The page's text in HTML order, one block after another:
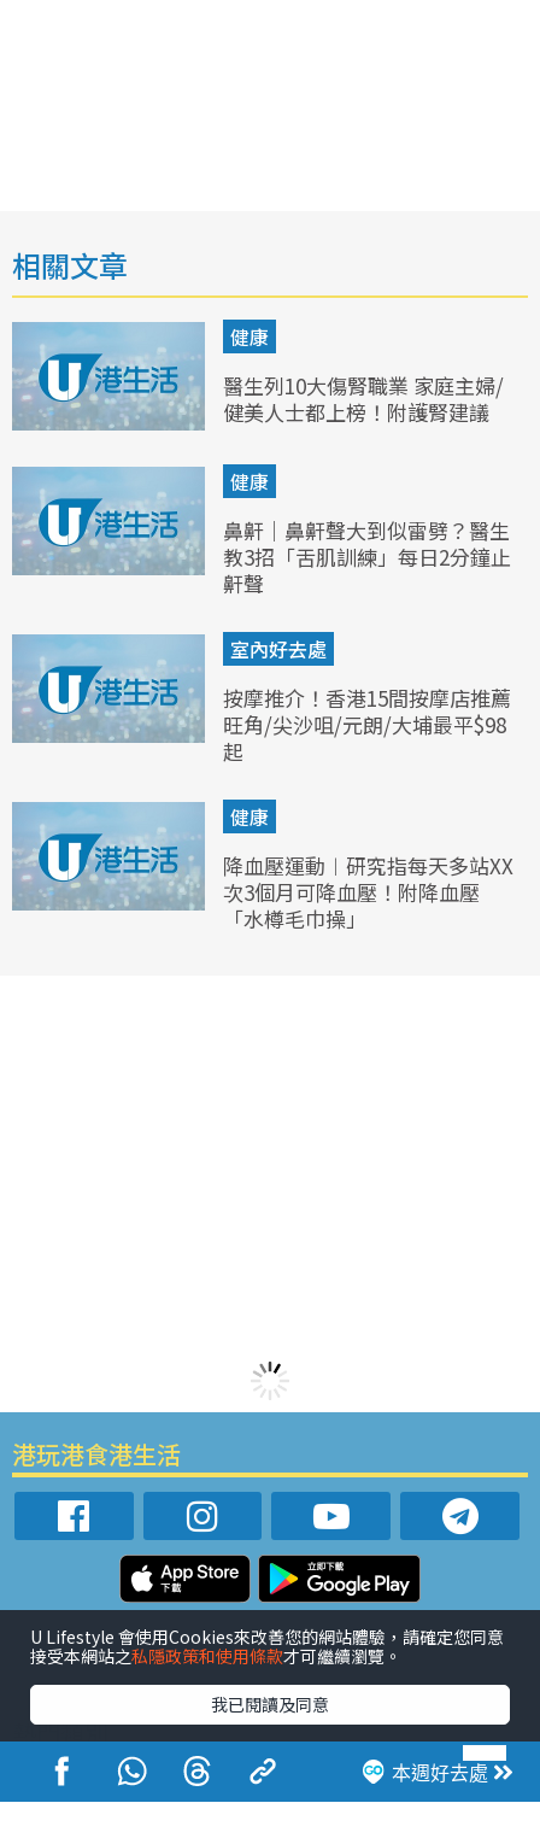
相關文章
健康
醫生列10大傷腎職業 家庭主婦/
健美人士都上榜！附護腎建議
健康
鼻鼾｜鼻鼾聲大到似雷劈？醫生
教3招「舌肌訓練」每日2分鐘止
鼾聲
室內好去處
按摩推介！香港15間按摩店推薦
旺角/尖沙咀/元朗/大埔最平$98
起
健康
降血壓運動︱研究指每天多站XX
次3個月可降血壓！附降血壓
「水樽毛巾操」
本週好去處
港玩港食港生活
活動展覽 市集 開倉 尖沙咀好去處 銅鑼灣好去處
元朗好去處 荃灣好去處 旺角好去處 社會
戶外郊遊 社會福利
熱門類別
網民熱話 活動展覽 市集 開倉
尖沙咀好去處
銅鑼灣好去處 元朗好去處 荃灣好去處
U Lifestyle 會使用Cookies來改善您的網站體驗，請確定您同意
接受本網站之私隱政策和使用條款才可繼續瀏覽。
我已閱讀及同意